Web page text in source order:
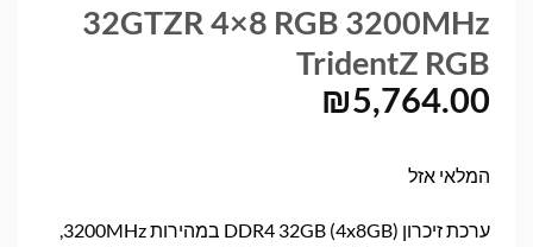
32GTZR 4×8 RGB 3200MHz
TridentZ RGB
₪5,764.00
המלאי אזל
ערכת זיכרון DDR4 32GB (4x8GB) במהירות 3200MHz,